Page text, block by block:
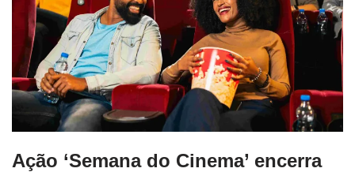
Ação ‘Semana do Cinema’ encerra